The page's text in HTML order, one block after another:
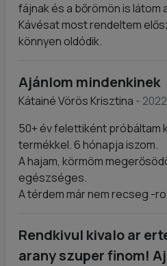
fájnak és a bőrömön is látom
Kávésat most rendeltem
könnyen oldódik.
Ajánlom mindenkinek
Kátainé Vörös Krisztina -
50+ év felettiként próbáltam
termékkel. 6 hónapja iszom.
A hajam, körmöm
egészséges.
A térdem már nem recseg -
Rendkivul kivalo ar
arany szuper finom!